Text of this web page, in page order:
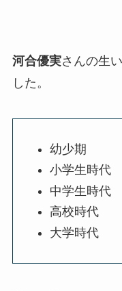
河合優実さんの生
した。
幼少期
小学生時代
中学生時代
高校時代
大学時代